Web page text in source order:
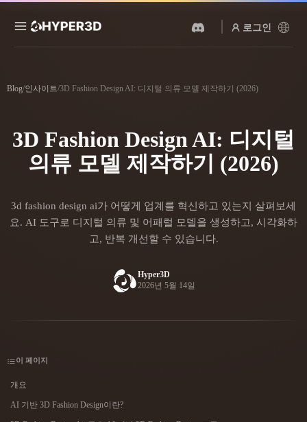
로그인
Rodin ChatAvatar
기능
사진을 업로드하면 3D 오브
젝트를 바로 받아보세요.
텍스트를 3D로
텍스트 프롬프트를 3D 오브
젝트로 — 즉시 변환.
영상을 만드세요.
비주얼을 생성하세요.
AI 이미지 리믹스
AI 텍스처 생성기
AI HDRI 생성기 3D 메시 편집기
요금
리소스
커뮤니티
연구
Game
Blog/인사이트/3D Fashion Design AI: 디지털 의류 모델 제작하기 (2026)
3D Fashion Design AI: 디지털
의류 모델 제작하기 (2026)
3d fashion design ai가 어떻게 업계를 혁신하고 있는지 살펴보세
요. AI 도구로 디지털 의류 및 어패럴 모델을 생성하고, 시각화하
고, 반복 개선할 수 있습니다.
Hyper3D
2026년 5월 14일
이 페이지
개요
AI 기반 3D Fashion Design이란?